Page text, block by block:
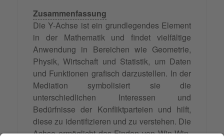
Zusammenfassung
Die Y-Achse ist ein grundlegendes Element
in der Mathematik und findet vielfältige
Anwendung in Bereichen wie Geometrie,
Physik, Wirtschaft und Statistik, um Daten
und Funktionen grafisch darzustellen. In der
Mediation symbolisiert sie die
unterschiedlichen Interessen und
Bedürfnisse der Konfliktparteien und hilft,
diese zu identifizieren und zu verstehen. Die
Achse ermöglicht das Finden von Win-Win-